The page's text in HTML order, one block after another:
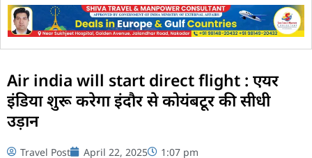
Air india will start direct flight : एयर
इंडिया शुरू करेगा इंदौर से कोयंबटूर की सीधी
उड़ान
Travel Post April 22, 2025 1:07 pm